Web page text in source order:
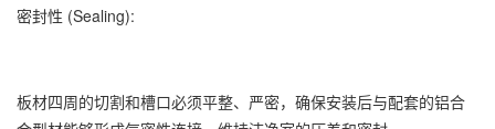
密封性 (Sealing):
板材四周的切割和槽口必须平整、严密，确保安装后与配套的铝合